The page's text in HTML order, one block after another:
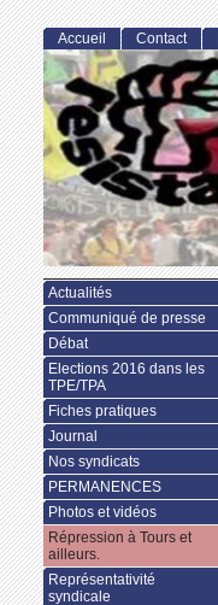
Accueil Contact
Actualités
Communiqué de presse
Débat
Elections 2016 dans les
TPE/TPA
Fiches pratiques
Journal
Nos syndicats
PERMANENCES
Photos et vidéos
Répression à Tours et
ailleurs.
Représentativité
syndicale